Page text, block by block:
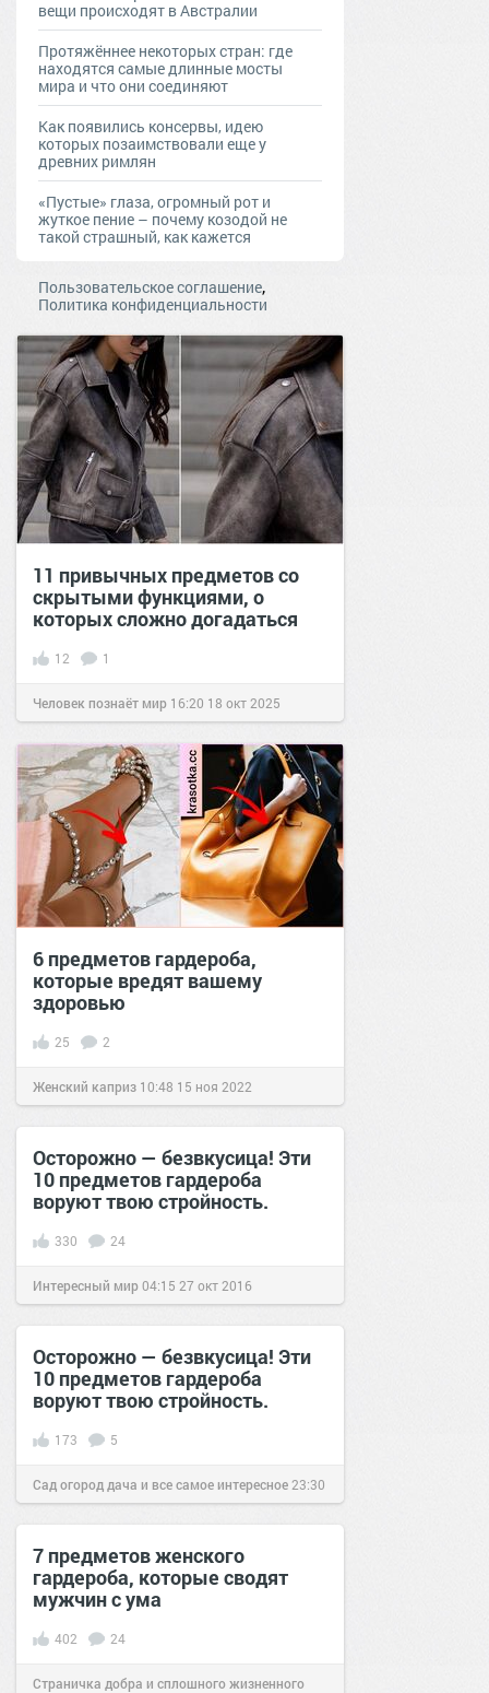
вещи происходят в Австралии
Протяжённее некоторых стран: где
находятся самые длинные мосты
мира и что они соединяют
Как появились консервы, идею
которых позаимствовали еще у
древних римлян
«Пустые» глаза, огромный рот и
жуткое пение – почему козодой не
такой страшный, как кажется
Пользовательское соглашение,
Политика конфиденциальности
11 привычных предметов со
скрытыми функциями, о
которых сложно догадаться
12 1
Человек познаёт мир 16:20 18 окт 2025
6 предметов гардероба,
которые вредят вашему
здоровью
25 2
Женский каприз 10:48 15 ноя 2022
Осторожно — безвкусица! Эти
10 предметов гардероба
воруют твою стройность.
330 24
Интересный мир04:15 27 окт 2016
Осторожно — безвкусица! Эти
10 предметов гардероба
воруют твою стройность.
173 5
Сад огород дача и все самое интересное 23:30
25 окт 2016
7 предметов женского
гардероба, которые сводят
мужчин с ума
402 24
Страничка добра и сплошного жизненного